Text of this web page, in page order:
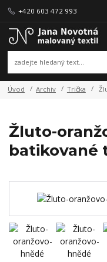
+420 603 472 993
Úvod Archiv Trička
Žluto-
batikované